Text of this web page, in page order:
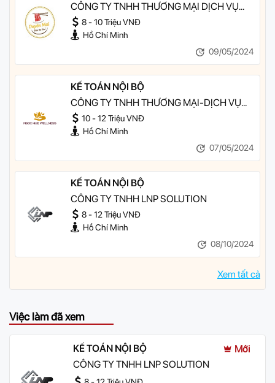
CÔNG TY TNHH THƯƠNG MẠI DỊCH VỤ
ĐẦU TƯ NHÀ HÀNG HỮU DUYÊN
8 - 10 Triệu VNĐ
Hồ Chí Minh
09/05/2024
KẾ TOÁN NỘI BỘ
CÔNG TY TNHH THƯƠNG MẠI-DỊCH VỤ
NGỌC HUỆ
10 - 12 Triệu VNĐ
Hồ Chí Minh
07/05/2024
KẾ TOÁN NỘI BỘ
CÔNG TY TNHH LNP SOLUTION
8 - 12 Triệu VNĐ
Hồ Chí Minh
08/10/2024
Xem tất cả
Việc làm đã xem
KẾ TOÁN NỘI BỘ
Mới
CÔNG TY TNHH LNP SOLUTION